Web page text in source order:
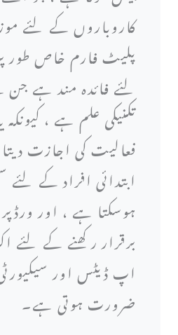
کاروباروں کے لئے
پلیٹ فارم خاص طور
لئے فائدہ مند ہے
تکنیکی علم ہے ، کیونکہ
فعالیت کی اجازت
ابتدائی افراد کے لئے
ہوسکتا ہے ، اور
برقرار رکھنے کے لئے
اپ ڈیٹس اور
ضرورت ہوتی ہے۔